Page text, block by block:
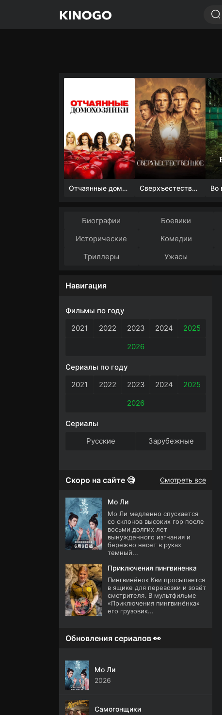
Отчаянные домохозяйки (1 сезон) Сверхъестественное
Биографии Боевики
Исторические
Комедии
Триллеры
Ужасы
Навигация
Фильмы по году
2021
2022 2023 2024
2025
2026
Сериалы по году
2021
2022 2023 2024
2025
2026
Сериалы
Русские
Зарубежные
Скоро на сайте 🧐 Смотреть все
Мо Ли
Мо Ли медленно спускается
со склонов высоких гор после
восьми долгих лет
вынужденного изгнания и
бережно несет в руках
темный...
Приключения пингвиненка
Пингвинёнок Кви просыпается
в ящике для перевозки и зовёт
смотрителя. В мультфильме
«Приключения пингвинёнка»
его грузовик...
Обновления сериалов 👀
Мо Ли
2026
Самогонщики